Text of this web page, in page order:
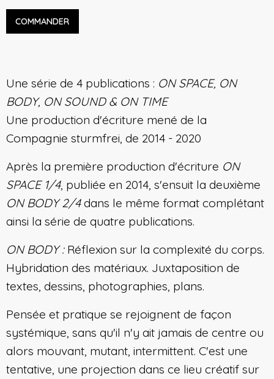
COMMANDER
Une série de 4 publications : ON SPACE, ON
BODY, ON SOUND & ON TIME
Une production d'écriture mené de la
Compagnie sturmfrei, de 2014 - 2020
Après la première production d'écriture ON
SPACE 1/4, publiée en 2014, s'ensuit la deuxième
ON BODY 2/4dans le même format complétant
ainsi la série de quatre publications.
ON BODY :Réflexion sur la complexité du corps.
Hybridation des matériaux. Juxtaposition de
textes, dessins, photographies, plans.
Pensée et pratique se rejoignent de façon
systémique, sans qu'il n'y ait jamais de centre ou
alors mouvant, mutant, intermittent. C'est une
tentative, une projection dans ce lieu créatif sur